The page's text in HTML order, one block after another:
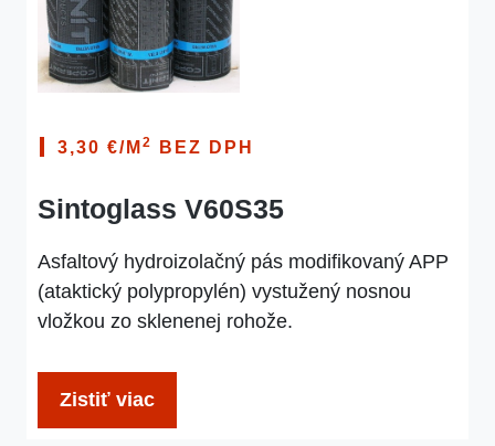
3,30 €/M 2 BEZ DPH
Sintoglass V60S35
Asfaltový hydroizolačný pás modifikovaný APP
(ataktický polypropylén) vystužený nosnou
vložkou zo sklenenej rohože.
Zistiť viac